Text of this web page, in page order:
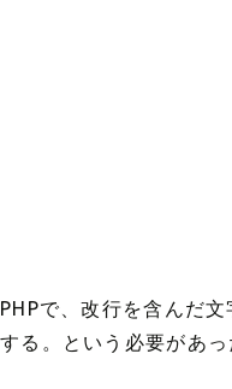
PHPで、改行を含んだ
する。という必要があ